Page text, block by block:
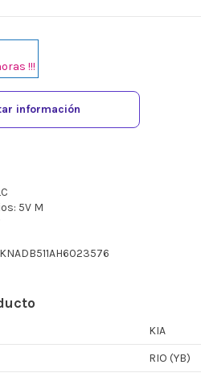
!!!
información
5V M
KIA
RIO (YB)